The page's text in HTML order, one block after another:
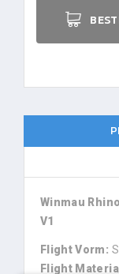
Winmau
V1
Flight Vorm:
Flight